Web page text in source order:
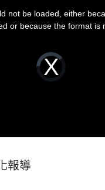
預防性羈押。事件發酵
官」，對此，根據《
Video
Player
loading.
not be loaded, either
or because the format is
報導